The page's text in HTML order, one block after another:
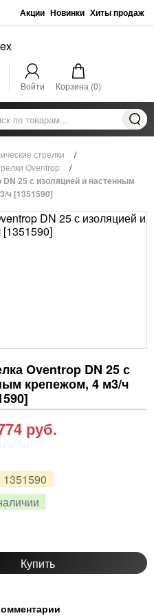
Акции Новинки Хиты продаж
Войти Корзина (0)
стрелки
/
Oventrop
/
25 с изоляцией и настенным
ч [1351590]
Oventrop DN 25 с
крепежом, 4 м3/ч
1351590
руб.
Купить